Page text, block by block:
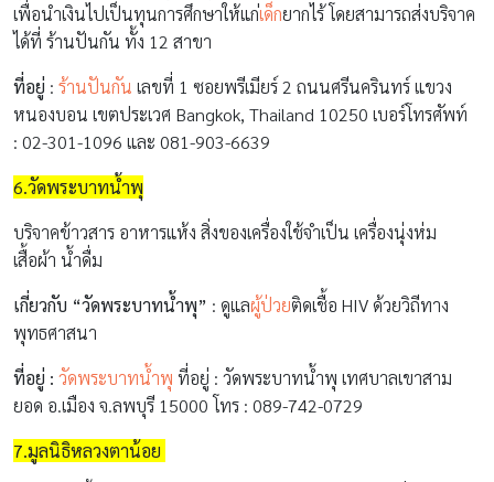
เพื่อนำเงินไปเป็นทุนการศึกษาให้แก่เด็กยากไร้ โดยสามารถส่งบริจาค
ได้ที่ ร้านปันกัน ทั้ง 12 สาขา
ที่อยู่ : ร้านปันกัน เลขที่ 1 ซอยพรีเมียร์ 2 ถนนศรีนครินทร์ แขวง
หนองบอน เขตประเวศ Bangkok, Thailand 10250 เบอร์โทรศัพท์
: 02-301-1096 และ 081-903-6639
6.วัดพระบาทน้ำพุ
บริจาคข้าวสาร อาหารแห้ง สิ่งของเครื่องใช้จำเป็น เครื่องนุ่งห่ม
เสื้อผ้า น้ำดื่ม
เกี่ยวกับ “วัดพระบาทน้ำพุ” : ดูแลผู้ป่วยติดเชื้อ HIV ด้วยวิถีทาง
พุทธศาสนา
ที่อยู่ : วัดพระบาทน้ำพุ ที่อยู่ : วัดพระบาทน้ำพุ เทศบาลเขาสาม
ยอด อ.เมือง จ.ลพบุรี 15000 โทร : 089-742-0729
7.มูลนิธิหลวงตาน้อย